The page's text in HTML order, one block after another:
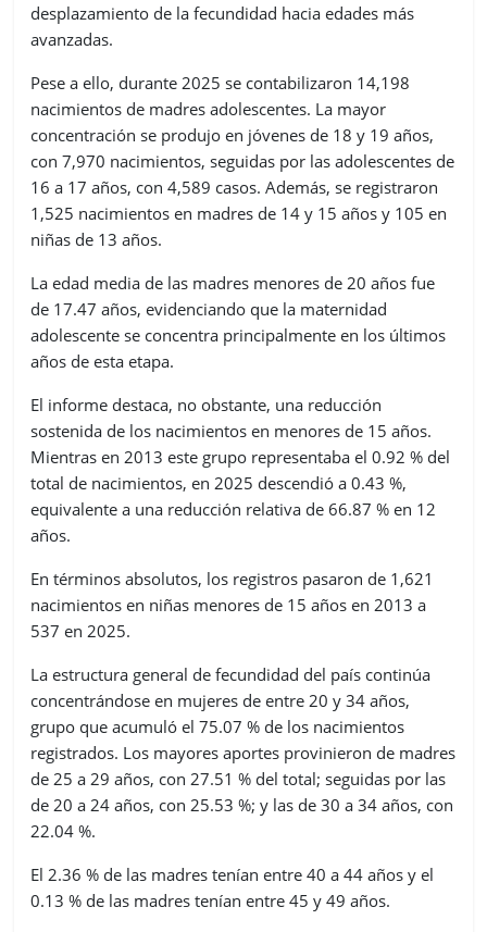
desplazamiento de la fecundidad hacia edades más
avanzadas.
Pese a ello, durante 2025 se contabilizaron 14,198
nacimientos de madres adolescentes. La mayor
concentración se produjo en jóvenes de 18 y 19 años,
con 7,970 nacimientos, seguidas por las adolescentes de
16 a 17 años, con 4,589 casos. Además, se registraron
1,525 nacimientos en madres de 14 y 15 años y 105 en
niñas de 13 años.
La edad media de las madres menores de 20 años fue
de 17.47 años, evidenciando que la maternidad
adolescente se concentra principalmente en los últimos
años de esta etapa.
El informe destaca, no obstante, una reducción
sostenida de los nacimientos en menores de 15 años.
Mientras en 2013 este grupo representaba el 0.92 % del
total de nacimientos, en 2025 descendió a 0.43 %,
equivalente a una reducción relativa de 66.87 % en 12
años.
En términos absolutos, los registros pasaron de 1,621
nacimientos en niñas menores de 15 años en 2013 a
537 en 2025.
La estructura general de fecundidad del país continúa
concentrándose en mujeres de entre 20 y 34 años,
grupo que acumuló el 75.07 % de los nacimientos
registrados. Los mayores aportes provinieron de madres
de 25 a 29 años, con 27.51 % del total; seguidas por las
de 20 a 24 años, con 25.53 %; y las de 30 a 34 años, con
22.04 %.
El 2.36 % de las madres tenían entre 40 a 44 años y el
0.13 % de las madres tenían entre 45 y 49 años.